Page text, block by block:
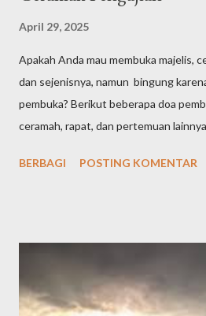
April 29, 2025
Apakah Anda mau membuka majelis,
dan sejenisnya, namun bingung
pembuka? Berikut beberapa doa
ceramah, rapat, dan pertemuan
latin: "Alḥamdu lillāhil-lażī hadānā
وَالْمُرْسَلِيْنَ وَعَلَى اَلِهِ وَصَحْبِهِ أَجْمَعِيْنَ أَمَّا بَعْدُ Alhamdulillahi
rabbil’aalamiin, wash-sholaatu
BERBAGI POSTING KOMENTAR